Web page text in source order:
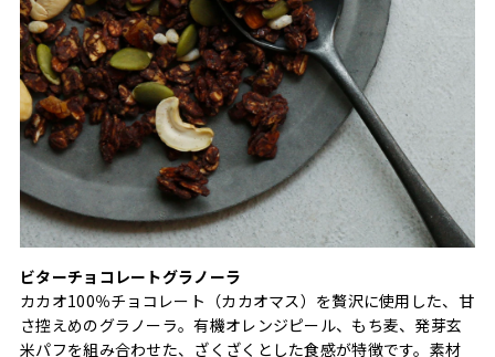
ビターチョコレートグラノーラ
カカオ100％チョコレート（カカオマス）を贅沢に使用した、甘
さ控えめのグラノーラ。有機オレンジピール、もち麦、発芽玄
米パフを組み合わせた、ざくざくとした食感が特徴です。素材